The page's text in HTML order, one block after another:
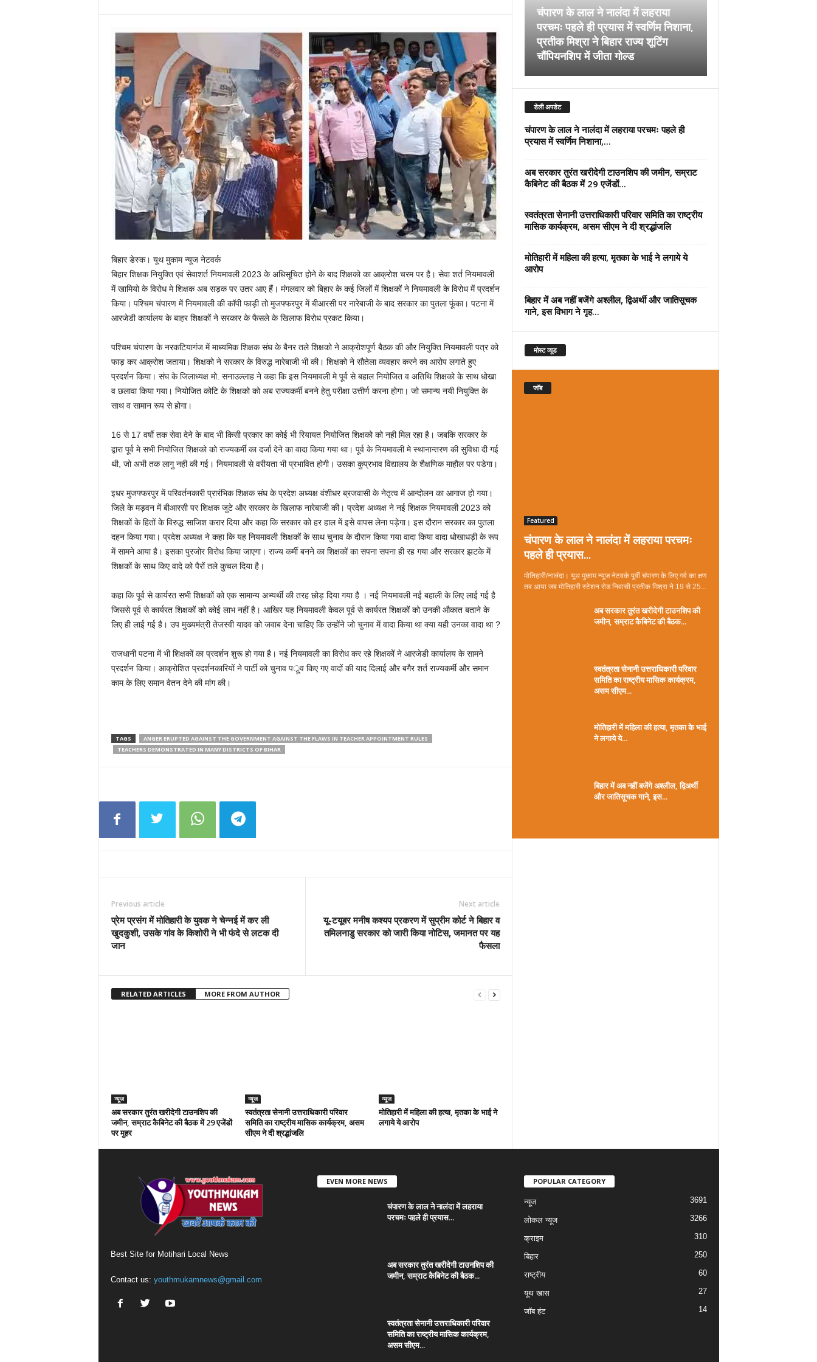
बिहार डेस्क। यूथ मुकाम न्यूज नेटवर्क
बिहार शिक्षक नियुक्ति एवं सेवाशर्त नियमावली 2023 के अधिसूचित होने के बाद शिक्षको का आक्रोश चरम पर है। सेवा शर्त नियमावली
में खामियो के विरोध मे शिक्षक अब सड़क पर उतर आए हैं। मंगलवार को बिहार के कई जिलों में शिक्षकों ने नियमावली के विरोध में प्रदर्शन
किया। पश्चिम चंपारण में नियमावली की कॉपी फाड़ी तो मुजफ्फरपुर में बीआरसी पर नारेबाजी के बाद सरकार का पुतला फूंका। पटना में
आरजेडी कार्यालय के बाहर शिक्षकों ने सरकार के फैसले के खिलाफ विरोध प्रकट किया।
पश्चिम चंपारण के नरकटियागंज में माध्यमिक शिक्षक संघ के बैनर तले शिक्षको ने आक्रोशपूर्ण बैठक की और नियुक्ति नियमावली पत्र को
फाड़ कर आक्रोश जताया। शिक्षको ने सरकार के विरुद्ध नारेबाजी भी की। शिक्षको ने सौतेला व्यवहार करने का आरोप लगाते हुए
प्रदर्शन किया। संघ के जिलाध्यक्ष मो. सनाउल्लाह ने कहा कि इस नियमावली मे पूर्व से बहाल नियोजित व अतिथि शिक्षको के साथ धोखा
व छलावा किया गया। नियोजित कोटि के शिक्षको को अब राज्यकर्मी बनने हेतु परीक्षा उत्तीर्ण करना होगा। जो समान्य नयी नियुक्ति के
साथ व सामान रूप से होगा।
16 से 17 वर्षाे तक सेवा देने के बाद भी किसी प्रकार का कोई भी रियायत नियोजित शिक्षको को नही मिल रहा है। जबकि सरकार के
द्वारा पूर्व मे सभी नियोजित शिक्षको को राज्यकर्मी का दर्जा देने का वादा किया गया था। पूर्व के नियमावली मे स्थानान्तरण की सुविधा दी गई
थी, जो अभी तक लागु नही की गई। नियमावली से वरीयता भी प्रभावित होगी। उसका कुप्रभाव विद्यालय के शैक्षणिक माहौल पर पडेगा।
इधर मुजफ्फरपुर में परिवर्तनकारी प्रारंभिक शिक्षक संघ के प्रदेश अध्यक्ष वंशीधर ब्रजवासी के नेतृत्व में आन्दोलन का आगाज हो गया।
जिले के मड़वन में बीआरसी पर शिक्षक जुटे और सरकार के खिलाफ नारेबाजी की। प्रदेश अध्यक्ष ने नई शिक्षक नियमावली 2023 को
शिक्षकों के हितों के विरुद्ध साजिश करार दिया और कहा कि सरकार को हर हाल में इसे वापस लेना पड़ेगा। इस दौरान सरकार का पुतला
दहन किया गया। प्रदेश अध्यक्ष ने कहा कि यह नियमावली शिक्षकों के साथ चुनाव के दौरान किया गया वादा किया वादा धोखाधड़ी के रूप
में सामने आया है। इसका पुरजोर विरोध किया जाएगा। राज्य कर्मी बनने का शिक्षकों का सपना सपना ही रह गया और सरकार झटके में
शिक्षकों के साथ किए वादे को पैरों तले कुचल दिया है।
कहा कि पूर्व से कार्यरत सभी शिक्षकों को एक सामान्य अभ्यर्थी की तरह छोड़ दिया गया है । नई नियमावली नई बहाली के लिए लाई गई है
जिससे पूर्व से कार्यरत शिक्षकों को कोई लाभ नहीं है। आखिर यह नियमावली केवल पूर्व से कार्यरत शिक्षकों को उनकी औकात बताने के
लिए ही लाई गई है। उप मुख्यमंत्री तेजस्वी यादव को जवाब देना चाहिए कि उन्होंने जो चुनाव में वादा किया था क्या यही उनका वादा था ?
राजधानी पटना में भी शिक्षकों का प्रदर्शन शुरू हो गया है। नई नियमावली का विरोध कर रहे शिक्षकों ने आरजेडी कार्यालय के सामने
प्रदर्शन किया। आक्रोशित प्रदर्शनकारियों ने पार्टी को चुनाव पर्ू्व किए गए वादों की याद दिलाई और बगैर शर्त राज्यकर्मी और समान
काम के लिए समान वेतन देने की मांग की।
TAGS
ANGER ERUPTED AGAINST THE GOVERNMENT AGAINST THE FLAWS IN TEACHER APPOINTMENT RULES
TEACHERS DEMONSTRATED IN MANY DISTRICTS OF BIHAR
Previous article
प्रेम प्रसंग में मोतिहारी के युवक ने चेन्नई में कर ली
खुदकुशी, उसके गांव के किशोरी ने भी फंदे से लटक दी
जान
Next article
यू-टयूबर मनीष कश्यप प्रकरण में सुप्रीम कोर्ट ने बिहार व
तमिलनाडु सरकार को जारी किया नोटिस, जमानत पर यह
फैसला
RELATED ARTICLES MORE FROM AUTHOR
न्यूज
अब सरकार तुरंत खरीदेगी टाउनशिप की
जमीन, सम्राट कैबिनेट की बैठक में 29 एजेंडों
पर मुहर
न्यूज
स्वतंत्रता सेनानी उत्तराधिकारी परिवार
समिति का राष्ट्रीय मासिक कार्यक्रम, असम
सीएम ने दी श्रद्धांजलि
न्यूज
मोतिहारी में महिला की हत्या, मृतका के भाई ने
लगाये ये आरोप
चंपारण के लाल ने नालंदा में लहराया
परचमः पहले ही प्रयास में स्वर्णिम निशाना,
प्रतीक मिश्रा ने बिहार राज्य शूटिंग
चौंपियनशिप में जीता गोल्ड
डेली अपडेट
चंपारण के लाल ने नालंदा में लहराया परचमः पहले ही
प्रयास में स्वर्णिम निशाना,...
अब सरकार तुरंत खरीदेगी टाउनशिप की जमीन, सम्राट
कैबिनेट की बैठक में 29 एजेंडों...
स्वतंत्रता सेनानी उत्तराधिकारी परिवार समिति का राष्ट्रीय
मासिक कार्यक्रम, असम सीएम ने दी श्रद्धांजलि
मोतिहारी में महिला की हत्या, मृतका के भाई ने लगाये ये
आरोप
बिहार में अब नहीं बजेंगे अश्लील, द्विअर्थी और जातिसूचक
गाने, इस विभाग ने गृह...
मोस्ट व्यूड
जॉब
Featured
चंपारण के लाल ने नालंदा में लहराया परचमः
पहले ही प्रयास...
मोतिहारी/नालंदा। यूथ मुकाम न्यूज नेटवर्क पूर्वी चंपारण के लिए गर्व का क्षण
तब आया जब मोतिहारी स्टेशन रोड निवासी प्रतीक मिश्रा ने 19 से 25...
अब सरकार तुरंत खरीदेगी टाउनशिप की
जमीन, सम्राट कैबिनेट की बैठक...
स्वतंत्रता सेनानी उत्तराधिकारी परिवार
समिति का राष्ट्रीय मासिक कार्यक्रम,
असम सीएम...
मोतिहारी में महिला की हत्या, मृतका के भाई
ने लगाये ये...
बिहार में अब नहीं बजेंगे अश्लील, द्विअर्थी
और जातिसूचक गाने, इस...
Best Site for Motihari Local News
Contact us: youthmukamnews@gmail.com
EVEN MORE NEWS
चंपारण के लाल ने नालंदा में लहराया
परचमः पहले ही प्रयास...
अब सरकार तुरंत खरीदेगी टाउनशिप की
जमीन, सम्राट कैबिनेट की बैठक...
स्वतंत्रता सेनानी उत्तराधिकारी परिवार
समिति का राष्ट्रीय मासिक कार्यक्रम,
असम सीएम...
POPULAR CATEGORY
न्यूज 3691
लोकल न्यूज 3266
क्राइम 310
बिहार 250
राष्ट्रीय 60
यूथ खास 27
जॉब हंट 14